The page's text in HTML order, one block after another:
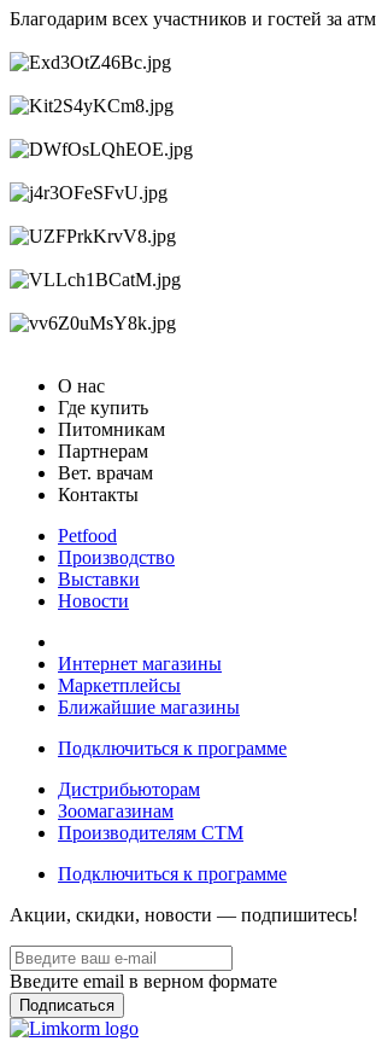
Благодарим всех участников и гостей за
О нас
Где купить
Питомникам
Партнерам
Вет. врачам
Контакты
Petfood
Производство
Выставки
Новости
Интернет магазины
Маркетплейсы
Ближайшие магазины
Подключиться к программе
Дистрибьюторам
Зоомагазинам
Производителям CTM
Подключиться к программе
Акции, скидки, новости — подпишитесь!
Введите email в верном формате